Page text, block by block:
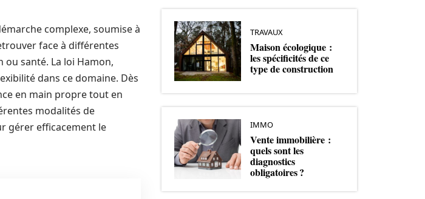
complexe, soumise à
face à différentes
ou santé. La loi Hamon,
dans ce domaine. Dès
en main propre tout en
modalités de
gérer efficacement le
TRAVAUX
Maison écologique :
les spécificités de ce
type de construction
IMMO
Vente immobilière :
quels sont les
diagnostics
obligatoires ?